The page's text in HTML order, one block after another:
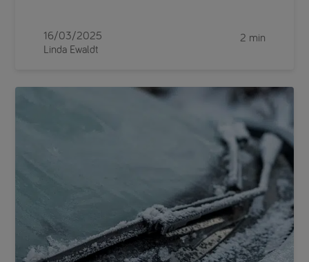
16/03/2025
Linda Ewaldt
2 min